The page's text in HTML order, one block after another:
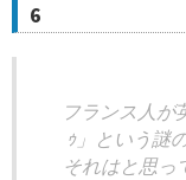
6
フランス人が
ｩ」という謎
それはと思っ